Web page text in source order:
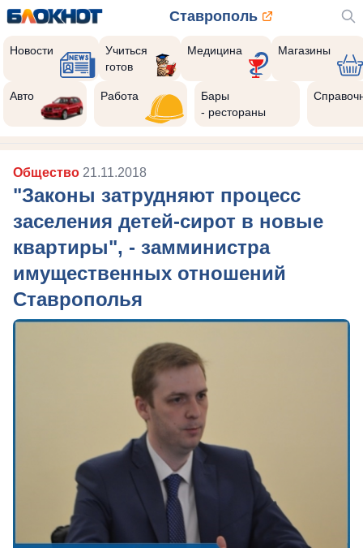
Ставрополь
Новости
Учиться
готов
Медицина Магазины
Авто Работа
Бары
- рестораны
Общество 21.11.2018
"Законы затрудняют процесс
заселения детей-сирот в новые
квартиры", - замминистра
имущественных отношений
Ставрополья